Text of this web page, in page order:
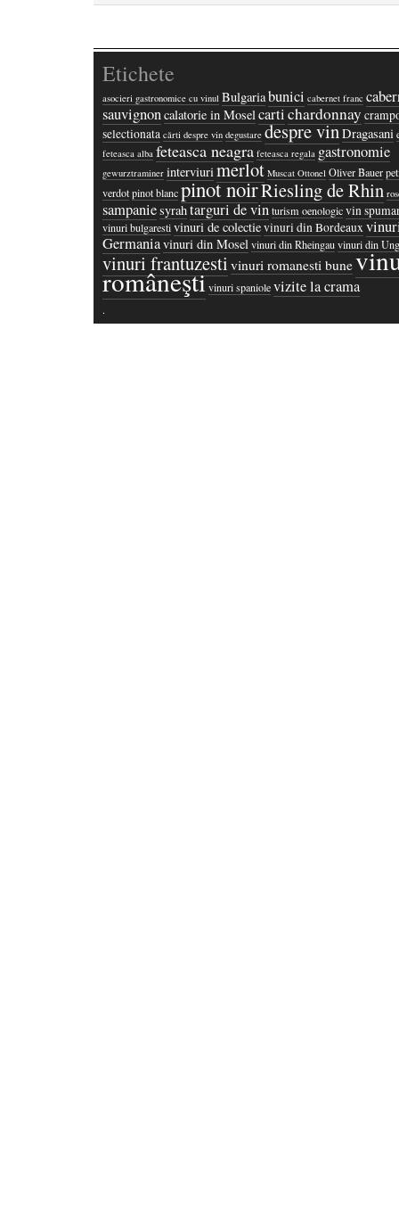
Etichete
asocieri gastronomice cu vinul Bulgariabunici cabernet franc
sauvignoncalatorie in Mosel cartichardonnay
selectionata cărti despre vin degustare despre vinDragasani
feteasca alba feteasca neagra feteasca regala gastronomie
gewurztraminer interviuri merlot Muscat Ottonel Oliver Bauer
verdotpinot blancpinot noirRiesling de Rhin
sampaniesyrahtarguri de vinturism oenologicvin
vinuri bulgarestivinuri de colectievinuri din Bordeaux
Germaniavinuri din Mosel vinuri din Rheingauvinuri din
vinuri frantuzesti vinuri romanesti bune
româneştivinuri spaniolevizite la crama
·